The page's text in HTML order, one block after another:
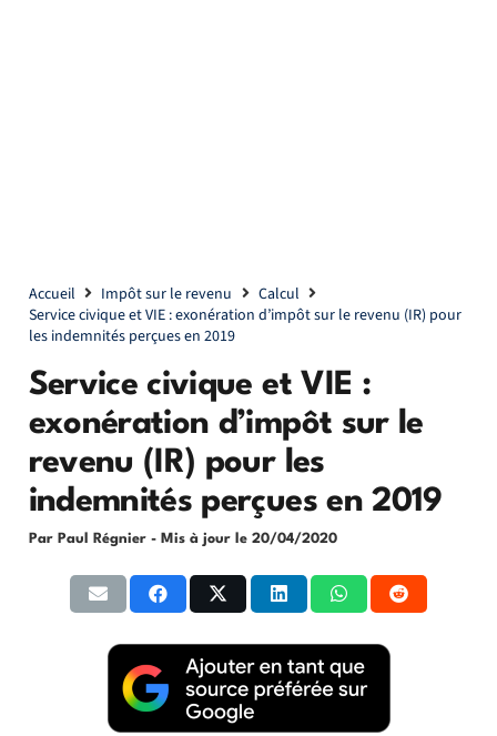
Accueil Impôt sur le revenu
Calcul
Service civique et VIE : exonération d’impôt sur le revenu (IR) pour
les indemnités perçues en 2019
Service civique et VIE :
exonération d’impôt sur le
revenu (IR) pour les
indemnités perçues en 2019
Par Paul Régnier - Mis à jour le 20/04/2020